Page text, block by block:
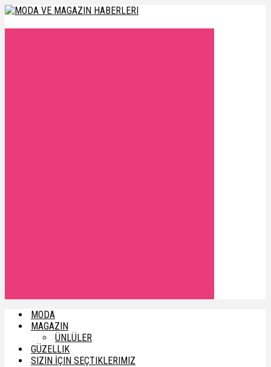
MODA
MAGAZIN
ÜNLÜLER
GÜZELLIK
SIZIN İÇIN SEÇTIKLERIMIZ